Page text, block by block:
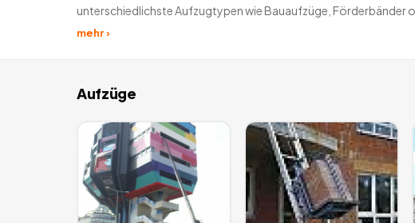
unterschiedlichste Aufzugtypen wie Bauaufzüge, Förderbänder
deutschlandweit.
mehr ›
Aufzüge